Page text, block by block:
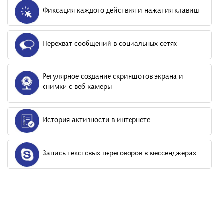
Фиксация каждого действия и нажатия клавиш
Перехват сообщений в социальных сетях
Регулярное создание скриншотов экрана и
снимки с веб-камеры
История активности в интернете
Запись текстовых переговоров в мессенджерах